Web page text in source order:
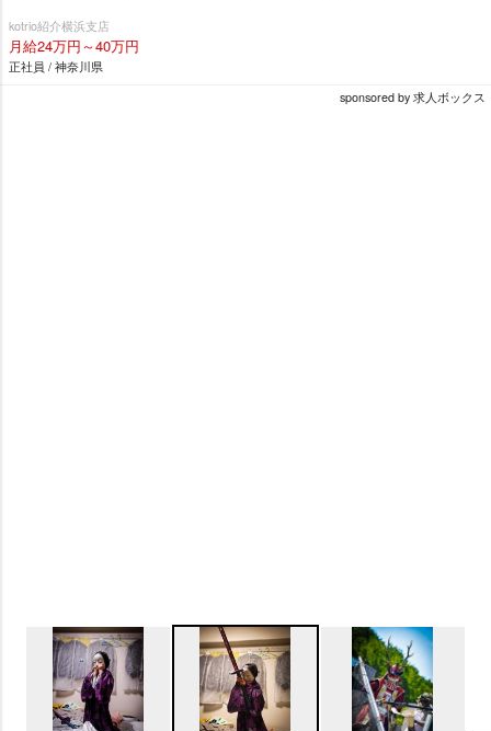
kotrio紹介横浜支店
月給24万円～40万円
正社員 / 神奈川県
sponsored by 求人ボックス